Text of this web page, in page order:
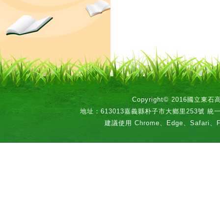
Copyright© 2016國立東石
地址：613013嘉義縣朴子市大鄉里253號 統
建議使用 Chrome、Edge、Safari